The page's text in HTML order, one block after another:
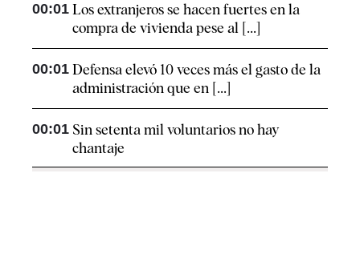
00:01 Los extranjeros se hacen fuertes en la
compra de vivienda pese al [...]
00:01 Defensa elevó 10 veces más el gasto de la
administración que en [...]
00:01 Sin setenta mil voluntarios no hay
chantaje